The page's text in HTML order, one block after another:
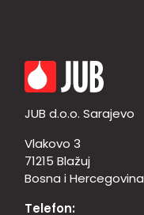
JUB d.o.o. Sarajevo
Vlakovo 3
71215 Blažuj
Bosna i Hercegovina
Telefon: